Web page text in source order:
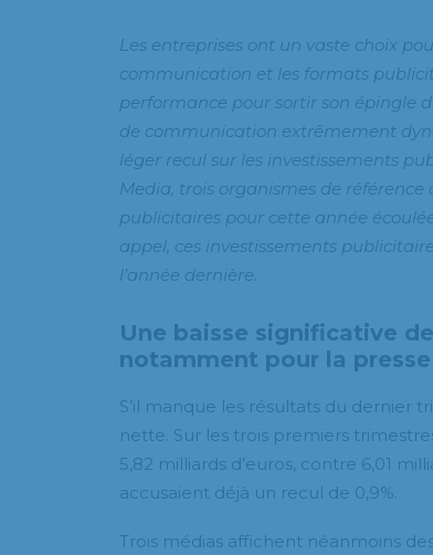
Les entreprises ont un vaste choix
communication et les formats
performance pour sortir son épingle
de communication extrêmement
léger recul sur les investissements
Media, trois organismes de
publicitaires pour cette année
appel, ces investissements
l’année dernière.
Une baisse significative
notamment pour la
S’il manque les résultats du dernier
nette. Sur les trois premiers
5,82 milliards d’euros, contre 6,01
accusaient déjà un recul de 0,9%.
Trois médias affichent néanmoins